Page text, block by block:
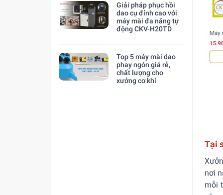
Giải pháp phục hồi
dao cụ đỉnh cao với
máy mài đa năng tự
động CKV-H20TD
Top 5 máy mài dao
phay ngón giá rẻ,
chất lượng cho
xưởng cơ khí
Tại
nơi
mỗi